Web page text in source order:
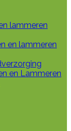
lammeren
en lammeren
en Lammeren